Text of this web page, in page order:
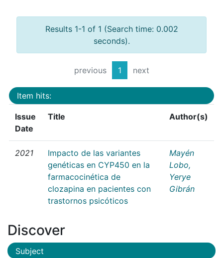
Results 1-1 of 1 (Search time: 0.002
seconds).
previous 1 next
Item hits:
Issue
Date
Title Author(s)
2021
Impacto de las variantes
genéticas en CYP450 en la
farmacocinética de
clozapina en pacientes con
trastornos psicóticos
Mayén
Lobo,
Yerye
Gibrán
Discover
Subject